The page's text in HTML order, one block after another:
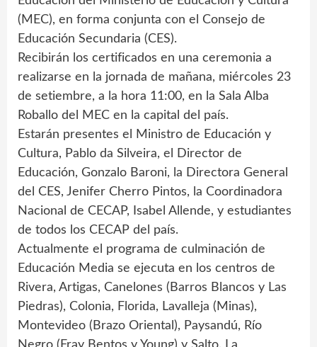
(MEC), en forma conjunta con el Consejo de
Educación Secundaria (CES).
Recibirán los certificados en una ceremonia a
realizarse en la jornada de mañana, miércoles 23
de setiembre, a la hora 11:00, en la Sala Alba
Roballo del MEC en la capital del país.
Estarán presentes el Ministro de Educación y
Cultura, Pablo da Silveira, el Director de
Educación, Gonzalo Baroni, la Directora General
del CES, Jenifer Cherro Pintos, la Coordinadora
Nacional de CECAP, Isabel Allende, y estudiantes
de todos los CECAP del país.
Actualmente el programa de culminación de
Educación Media se ejecuta en los centros de
Rivera, Artigas, Canelones (Barros Blancos y Las
Piedras), Colonia, Florida, Lavalleja (Minas),
Montevideo (Brazo Oriental), Paysandú, Río